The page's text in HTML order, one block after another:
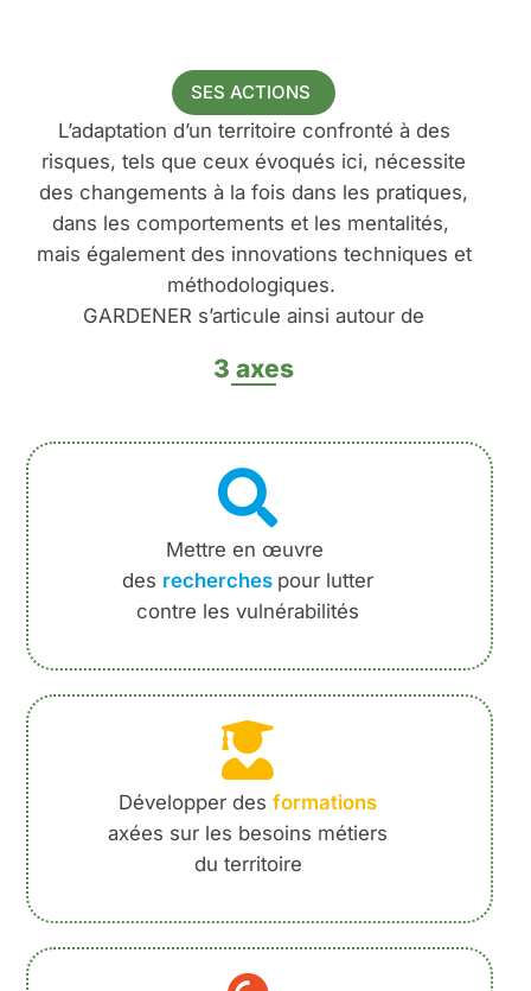
SES ACTIONS
L’adaptation d’un territoire confronté à des
risques, tels que ceux évoqués ici, nécessite
des changements à la fois dans les pratiques,
dans les comportements et les mentalités,
mais également des innovations techniques et
méthodologiques.
GARDENER s’articule ainsi autour de
3 axes
Mettre en œuvre
des recherches pour lutter
contre les vulnérabilités
Développer des formations
axées sur les besoins métiers
du territoire